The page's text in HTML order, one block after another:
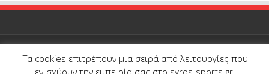
© Copyright 2026, All Rights Reserved |Syros-Sports.gr| Proudly
Τα cookies επιτρέπουν μια σειρά από λειτουργίες που